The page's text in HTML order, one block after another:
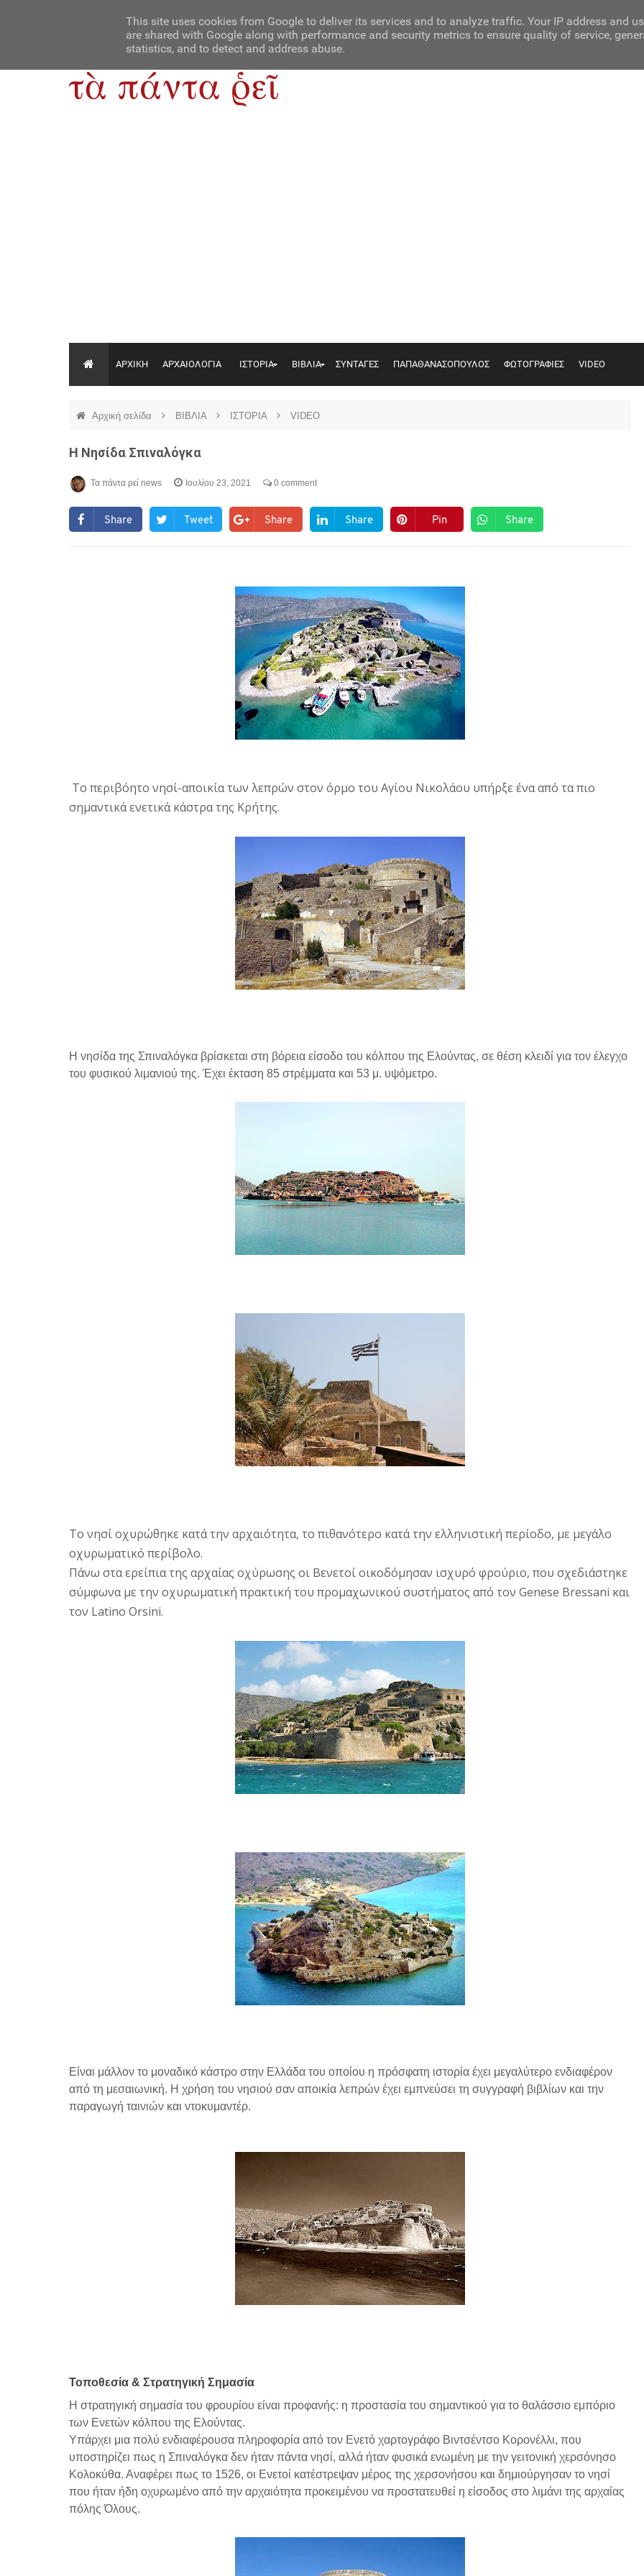
Contact Us About Us
ΑΡΧΙΚΗ ΑΡΧΑΙΟΛΟΓΙΑ ΙΣΤΟΡΙΑ ΒΙΒΛΙΑ ΣΥΝΤΑΓΕΣ ΠΑΠΑΘΑΝΑΣΟΠΟΥΛΟΣ ΦΩΤΟΓΡΑΦΙΕΣ VIDEO
Αρχική σελίδα ΒΙΒΛΙΑ ΙΣΤΟΡΙΑ VIDEO
Η Νησίδα Σπιναλόγκα
Τα πάντα ρεί news Ιουλίου 23, 2021 0 comment
Share Tweet Share Share Pin Share
Το περιβόητο νησί-αποικία των λεπρών στον όρμο του Αγίου Νικολάου υπήρξε ένα από τα πιο
σημαντικά ενετικά κάστρα της Κρήτης.
Η νησίδα της Σπιναλόγκα βρίσκεται στη βόρεια είσοδο του κόλπου της Ελούντας, σε θέση κλειδί για τον έλεγχο
του φυσικού λιμανιού της. Έχει έκταση 85 στρέμματα και 53 μ. υψόμετρο.
Το νησί οχυρώθηκε κατά την αρχαιότητα, το πιθανότερο κατά την ελληνιστική περίοδο, με μεγάλο
οχυρωματικό περίβολο.
Πάνω στα ερείπια της αρχαίας οχύρωσης οι Βενετοί οικοδόμησαν ισχυρό φρούριο, που σχεδιάστηκε
σύμφωνα με την οχυρωματική πρακτική του προμαχωνικού συστήματος από τον Genese Bressani και
τον Latino Orsini.
Είναι μάλλον το μοναδικό κάστρο στην Ελλάδα του οποίου η πρόσφατη ιστορία έχει μεγαλύτερο ενδιαφέρον
από τη μεσαιωνική. Η χρήση του νησιού σαν αποικία λεπρών έχει εμπνεύσει τη συγγραφή βιβλίων και την
παραγωγή ταινιών και ντοκυμαντέρ.
Τοποθεσία & Στρατηγική Σημασία
Η στρατηγική σημασία του φρουρίου είναι προφανής: η προστασία του σημαντικού για το θαλάσσιο εμπόριο
των Ενετών κόλπου της Ελούντας.
Υπάρχει μια πολύ ενδιαφέρουσα πληροφορία από τον Ενετό χαρτογράφο Βιντσέντσο Κορονέλλι, που
υποστηρίζει πως η Σπιναλόγκα δεν ήταν πάντα νησί, αλλά ήταν φυσικά ενωμένη με την γειτονική χερσόνησο
Κολοκύθα. Αναφέρει πως το 1526, οι Ενετοί κατέστρεψαν μέρος της χερσονήσου και δημιούργησαν το νησί
που ήταν ήδη οχυρωμένο από την αρχαιότητα προκειμένου να προστατευθεί η είσοδος στο λιμάνι της αρχαίας
πόλης Όλους.
This site uses cookies from Google to deliver its services and to analyze traffic. Your IP address and
are shared with Google along with performance and security metrics to ensure quality of service,
statistics, and to detect and address abuse.